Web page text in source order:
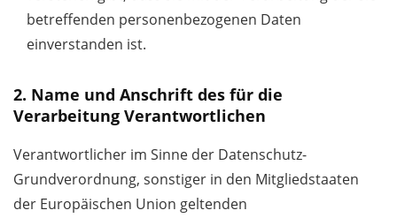
betreffenden personenbezogenen Daten
einverstanden ist.
2. Name und Anschrift des für die
Verarbeitung Verantwortlichen
Verantwortlicher im Sinne der Datenschutz-
Grundverordnung, sonstiger in den Mitgliedstaaten
der Europäischen Union geltenden